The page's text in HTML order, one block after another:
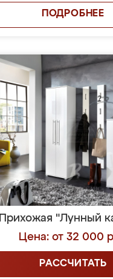
ПОДРОБНЕЕ
Прихожая "Лунный
Цена: от 32 000
РАССЧИТАТЬ